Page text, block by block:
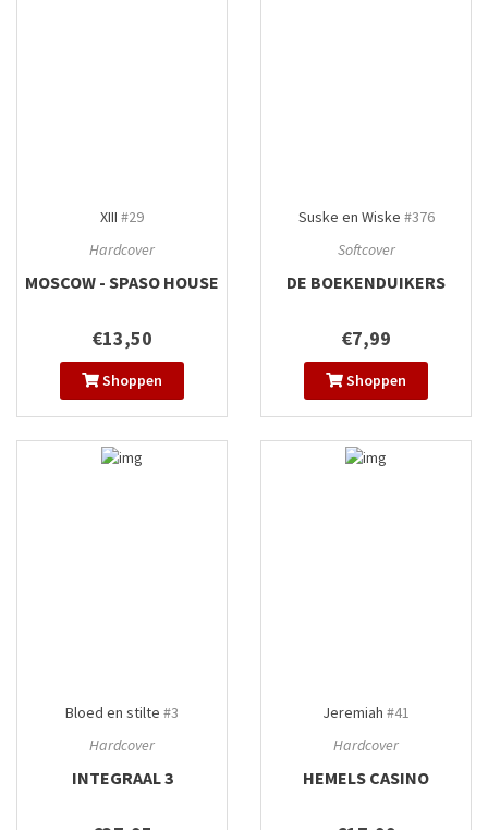
XIII #29
Hardcover
MOSCOW - SPASO HOUSE
€13,50
Shoppen
Suske en Wiske #376
Softcover
DE BOEKENDUIKERS
€7,99
Shoppen
Bloed en stilte #3
Hardcover
INTEGRAAL 3
Jeremiah #41
Hardcover
HEMELS CASINO